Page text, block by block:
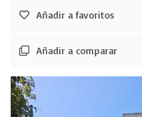
Añadir a favoritos
Añadir a comparar